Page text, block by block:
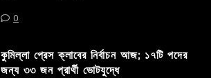
0
কুমিল্লা প্রেস ক্লাবের নির্বাচন আজ; ১৭টি পদের
জন্য ৩৩ জন প্রার্থী ভোটযুদ্ধে